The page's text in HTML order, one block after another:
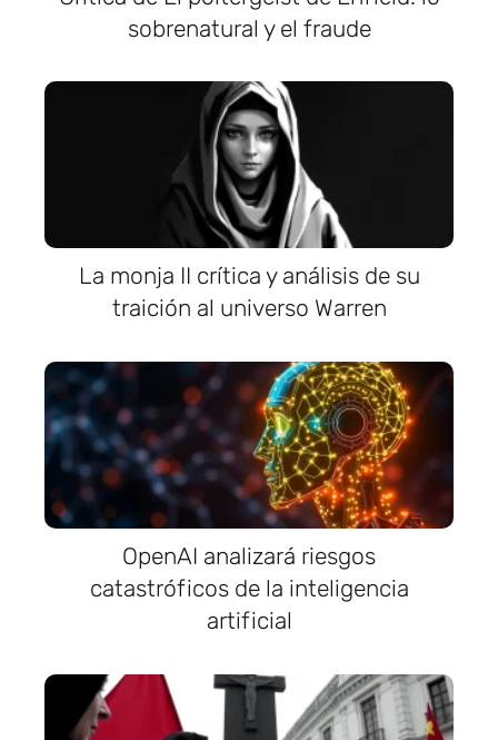
sobrenatural y el fraude
La monja II crítica y análisis de su
traición al universo Warren
OpenAI analizará riesgos
catastróficos de la inteligencia
artificial